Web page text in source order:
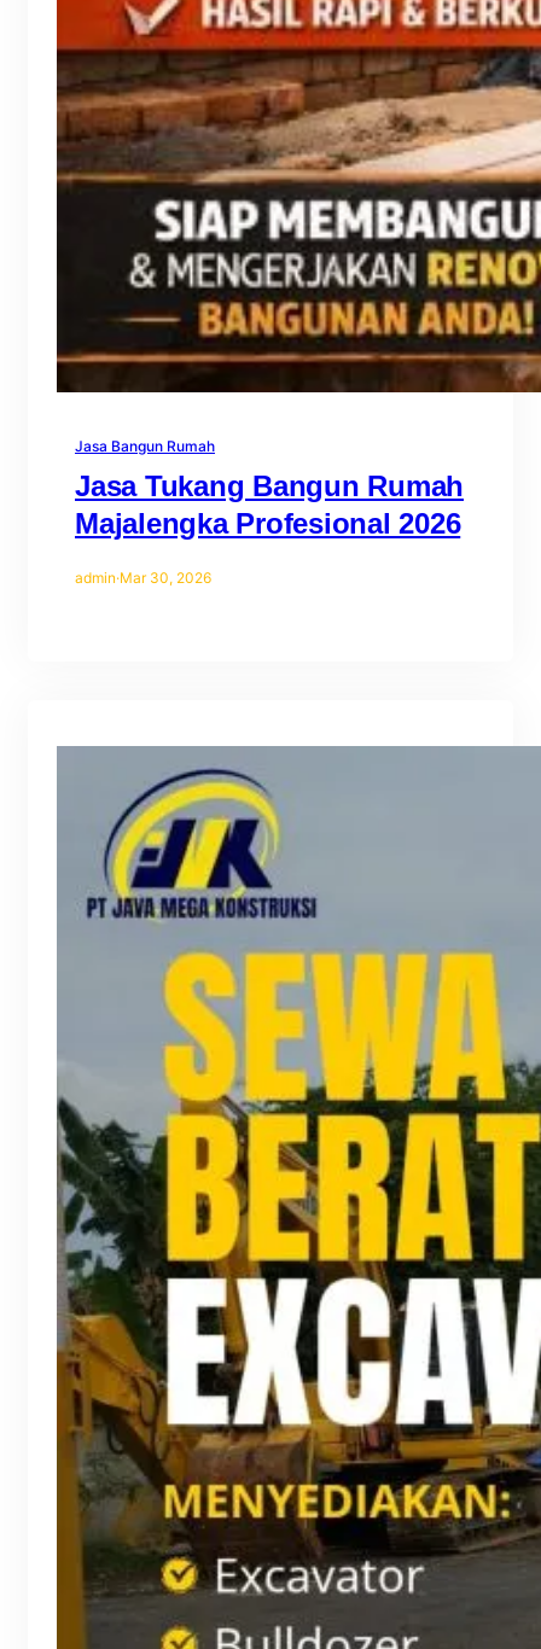
Jasa Bangun Rumah
Jasa Tukang Bangun Rumah
Majalengka Profesional 2026
admin·Mar 30, 2026